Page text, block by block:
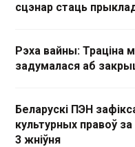
сцэнар стаць
Рэха вайны: Траціна
задумалася аб
Беларускі ПЭН
культурных правоў за
3 жніўня